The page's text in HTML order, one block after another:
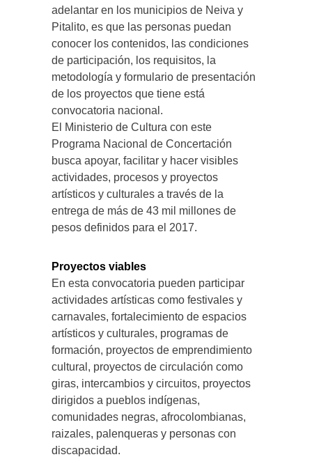
adelantar en los municipios de Neiva y
Pitalito, es que las personas puedan
conocer los contenidos, las condiciones
de participación, los requisitos, la
metodología y formulario de presentación
de los proyectos que tiene está
convocatoria nacional.
El Ministerio de Cultura con este
Programa Nacional de Concertación
busca apoyar, facilitar y hacer visibles
actividades, procesos y proyectos
artísticos y culturales a través de la
entrega de más de 43 mil millones de
pesos definidos para el 2017.
Proyectos viables
En esta convocatoria pueden participar
actividades artísticas como festivales y
carnavales, fortalecimiento de espacios
artísticos y culturales, programas de
formación, proyectos de emprendimiento
cultural, proyectos de circulación como
giras, intercambios y circuitos, proyectos
dirigidos a pueblos indígenas,
comunidades negras, afrocolombianas,
raizales, palenqueras y personas con
discapacidad.